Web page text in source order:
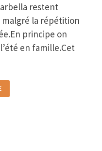
restent
la répétition
principe on
en famille.Cet